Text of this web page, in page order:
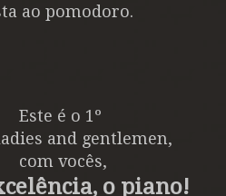
ao pomodoro.
Este é o 1º
and gentlemen,
com vocês,
o piano!